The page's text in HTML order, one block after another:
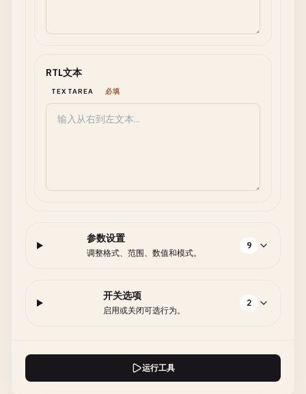
RTL文本
TEXTAREA 必填
参数设置
调整格式、范围、数值和模式。
9
开关选项
启用或关闭可选行为。
2
运行工具